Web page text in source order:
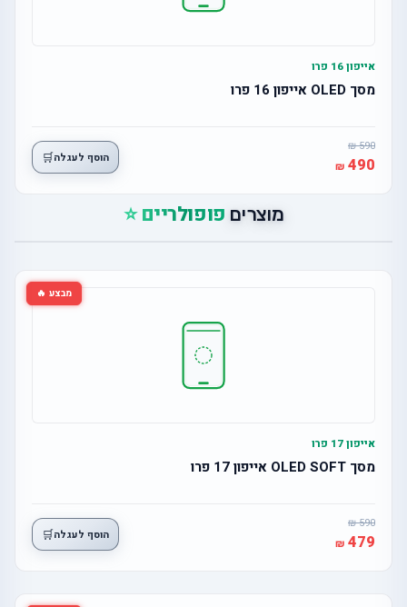
אייפון 16 פרו
מסך OLED אייפון 16 פרו
590
490 הוסף לעגלה🛒
מוצרים פופולריים ⭐
מבצע 🔥
אייפון 17 פרו
מסך OLED SOFT אייפון 17 פרו
590
479 הוסף לעגלה🛒